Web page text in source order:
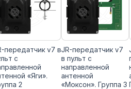
передатчик v7 в
с
«Яги».
2
JR-передатчик v7
в пульт с
направленной
антенной
«Моксон». Группа 3